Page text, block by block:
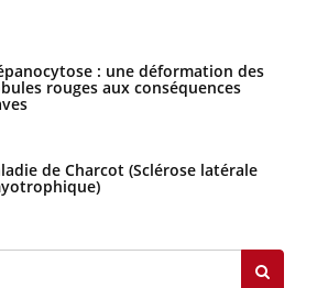
: une déformation des
rouges aux conséquences
de Charcot (Sclérose latérale